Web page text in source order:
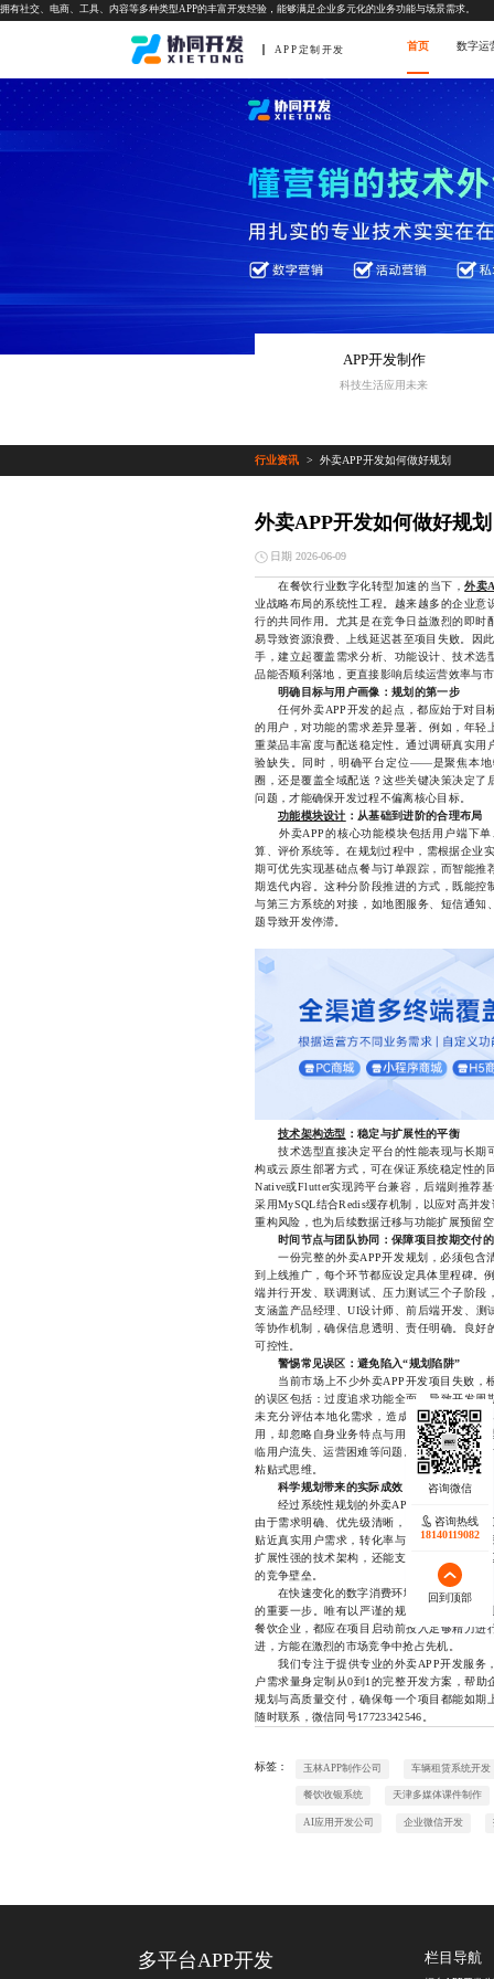
拥有社交、电商、工具、内容等多种类型APP的丰富开发经验，能够满足企业多元化的业务功能与场景需求。
APP定制开发 首页 数字运
APP开发制作
科技生活应用未来
行业资讯 > 外卖APP开发如何做好规划
外卖APP开发如何做好规划
日期 2026-06-09
在餐饮行业数字化转型加速的当下，外卖
业战略布局的系统性工程。越来越多的企业
行的共同作用。尤其是在竞争日益激烈的即
易导致资源浪费、上线延迟甚至项目失败。因
手，建立起覆盖需求分析、功能设计、技术
品能否顺利落地，更直接影响后续运营效率与
明确目标与用户画像：规划的第一步
任何外卖APP开发的起点，都应始于对目
的用户，对功能的需求差异显著。例如，年
重菜品丰富度与配送稳定性。通过调研真实
验缺失。同时，明确平台定位——是聚焦本地
圈，还是覆盖全域配送？这些关键决策决定
问题，才能确保开发过程不偏离核心目标。
功能模块设计 ：从基础到进阶的合理布局
外卖APP的核心功能模块包括用户端下单
算、评价系统等。在规划过程中，需根据企业
期可优先实现基础点餐与订单跟踪，而智能
期迭代内容。这种分阶段推进的方式，既能
与第三方系统的对接，如地图服务、短信通
题导致开发停滞。
技术架构选型 ：稳定与扩展性的平衡
技术选型直接决定平台的性能表现与长期
构或云原生部署方式，可在保证系统稳定性的
Native或Flutter实现跨平台兼容，后端则推荐
采用MySQL结合Redis缓存机制，以应对高并
重构风险，也为后续数据迁移与功能扩展预留
时间节点与团队协同：保障项目按期交付
一份完整的外卖APP开发规划，必须包含
到上线推广，每个环节都应设定具体里程碑。
端并行开发、联调测试、压力测试三个子阶
支涵盖产品经理、UI设计师、前后端开发、
等协作机制，确保信息透明、责任明确。良
可控性。
警惕常见误区：避免陷入“规划陷阱”
当前市场上不少外卖APP开发项目失败，
的误区包括：过度追求功能全面，导致开发
未充分评估本地化需求，造成配送规则与用
用，却忽略自身业务特点与用户画像差异。
临用户流失、运营困难等问题。因此，在规划
粘贴式思维。
科学规划带来的实际成效
经过系统性规划的外卖APP开发项目，通常
由于需求明确、优先级清晰，团队无需反复
贴近真实用户需求，转化率与留存率更高，
扩展性强的技术架构，还能支持品牌向多品
的竞争壁垒。
在快速变化的数字消费环境中，外卖APP开
的重要一步。唯有以严谨的规划为前提，才
餐饮企业，都应在项目启动前投入足够精力
进，方能在激烈的市场竞争中抢占先机。
我们专注于提供专业的外卖APP开发服务
户需求量身定制从0到1的完整开发方案，帮
规划与高质量交付，确保每一个项目都能如
随时联系，微信同号17723342546。
标签： 玉林APP制作公司 车辆租赁系统开发
餐饮收银系统 天津多媒体课件制作
AI应用开发公司 企业微信开发
咨询热线
18140119082
回到顶部
多平台APP开发 栏目导航